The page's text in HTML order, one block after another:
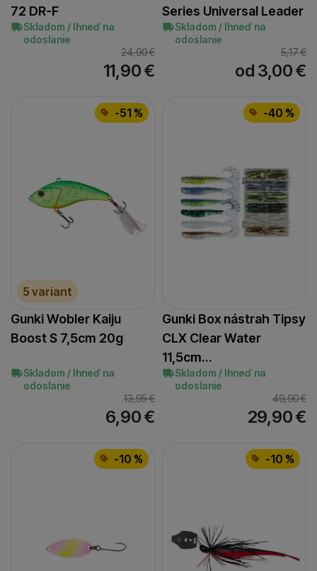
72 DR-F
Skladom / Ihneď na
odoslanie
24,90€
11,90€
Series Universal Leader
Skladom / Ihneď na
odoslanie
5,17€
od 3,00€
-51 %
5 variant
Gunki Wobler Kaiju
Boost S 7,5cm 20g
Skladom / Ihneď na
odoslanie
13,95€
6,90€
-40 %
Gunki Box nástrah Tipsy
CLX Clear Water
11,5cm…
Skladom / Ihneď na
odoslanie
49,90€
29,90€
-10 % -10 %